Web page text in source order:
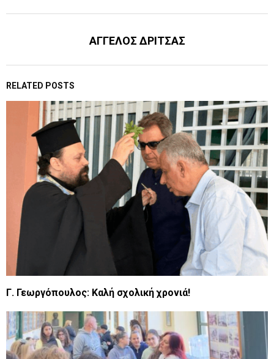
ΑΓΓΕΛΟΣ ΔΡΙΤΣΑΣ
RELATED POSTS
Γ. Γεωργόπουλος: Καλή σχολική χρονιά!